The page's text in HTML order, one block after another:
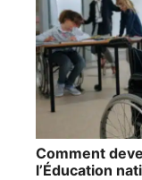
Comment
l’Éducation